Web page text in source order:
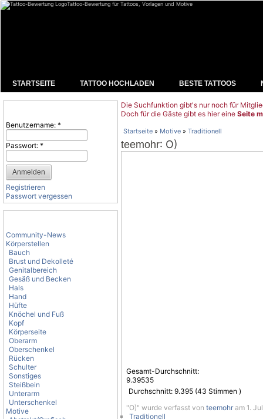
Tattoo-Bewertung für Tattoos, Vorlagen und Motive
STARTSEITE TATTOO HOCHLADEN BESTE TATTOOS
Benutzername: *
Passwort: *
Registrieren
Passwort vergessen
Community-News
Körperstellen
Bauch
Brust und Dekolleté
Genitalbereich
Gesäß und Becken
Hals
Hand
Hüfte
Knöchel und Fuß
Kopf
Körperseite
Oberarm
Oberschenkel
Rücken
Schulter
Sonstiges
Steißbein
Unterarm
Unterschenkel
Motive
Die Suchfunktion gibt's nur noch für
Doch für die Gäste gibt es hier eine Seite
Startseite » Motive » Traditionell
teemohr: O)
Gesamt-Durchschnitt:
9.39535
Durchschnitt: 9.395 (43 Stimmen )
"O)" wurde verfasst von teemohr am 1.
Traditionell